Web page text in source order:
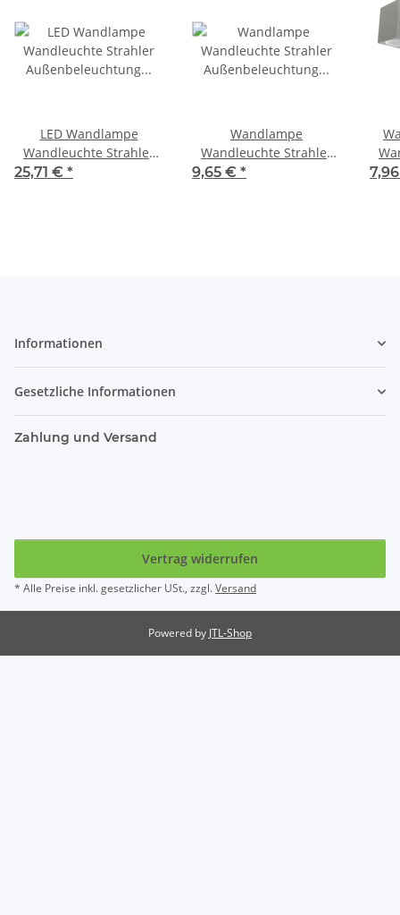
LED Wandlampe
Wandleuchte Strahler
Außenbeleuchtung LED
25,71 € *
Wandlampe
Wandleuchte Strahler
Außenbeleuchtung Weiß
9,65 € *
Informationen
Gesetzliche Informationen
Zahlung und Versand
Vertrag widerrufen
* Alle Preise inkl. gesetzlicher USt., zzgl.Versand
Powered by JTL-Shop